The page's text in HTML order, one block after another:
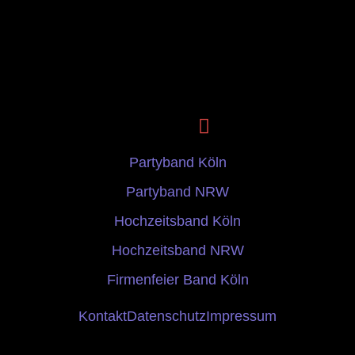
Partyband Köln
Partyband NRW
Hochzeitsband Köln
Hochzeitsband NRW
Firmenfeier Band Köln
KontaktDatenschutzImpressum